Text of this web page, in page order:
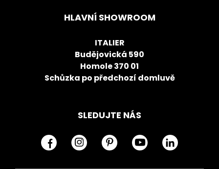
HLAVNÍ SHOWROOM
ITALIER
Budějovická 590
Homole 370 01
Schůzka po předchozí domluvě
SLEDUJTE NÁS